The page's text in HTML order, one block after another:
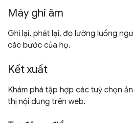
Máy ghi âm
Ghi lại, phát lại, đo lường luồng
các bước của họ.
Kết xuất
Khám phá tập hợp các tuỳ chọn
thị nội dung trên web.